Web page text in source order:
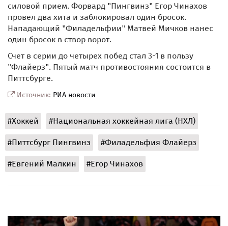
силовой прием. Форвард "Пингвинз" Егор Чинахов
провел два хита и заблокировал один бросок.
Нападающий "Филадельфии" Матвей Мичков нанес
один бросок в створ ворот.
Счет в серии до четырех побед стал 3-1 в пользу
"Флайерз". Пятый матч противостояния состоится в
Питтсбурге.
Источник: РИА новости
#Хоккей #Национальная хоккейная лига (НХЛ)
#Питтсбург Пингвинз #Филадельфия Флайерз
#Евгений Малкин #Егор Чинахов